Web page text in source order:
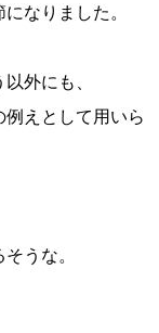
なりました。
外にも、
例えとして用いら
うな。